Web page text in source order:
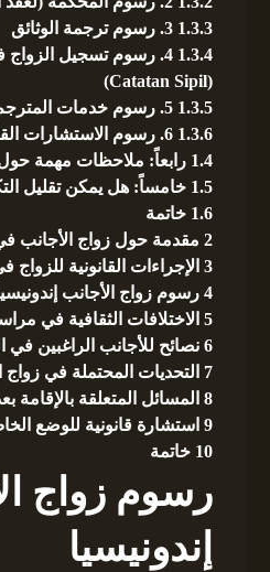
1.3.3 3. رسوم ترجمة الوثائق
1.3.4
4. رسوم تسجيل
(Catatan Sipil)
1.3.5 5. رسوم خدمات المترجم القانوني
1.3.6 6. رسوم الاستشارات القانونية (اختيارية)
1.4 رابعاً: ملاحظات مهمة
1.5 خامساً: هل يمكن تقليل
1.6 خاتمة
2 مقدمة حول زواج الأجانب في
3 الإجراءات القانونية للزواج
4 رسوم زواج الأجانب
5 الاختلافات الثقافية في
6 نصائح للأجانب الراغبين في
7 التحديات المحتملة في زواج
8 المسائل المتعلقة بالإقامة
9 استشارة قانونية للوضع
10 خاتمة
رسوم زواج
إندونيسيا